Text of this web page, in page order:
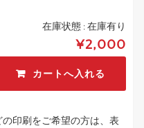
在庫状態 :在庫有り
¥2,000
印刷をご希望の方は、表